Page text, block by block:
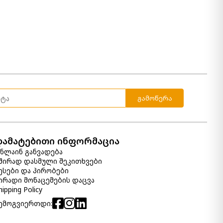
ლარნაკი Dushby
Item: A2000729
ლარნაკი Fynn
190.00 ₾
Item: A2000515
გამოწერა
ინფორმაცია
განვადება
დასმული შეკითხვები
და პირობები
მონაცემების დაცვა
Policy